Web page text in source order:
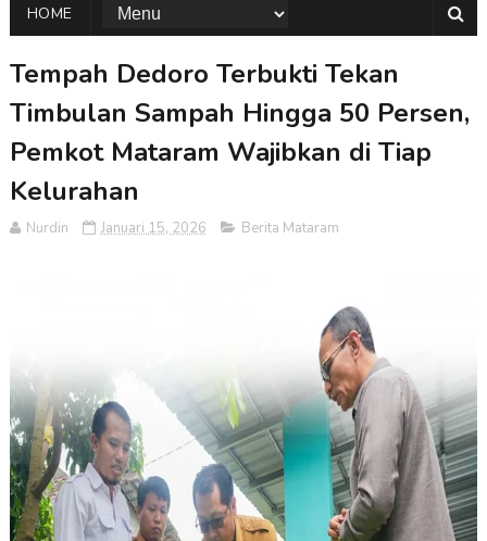
HOME
Tempah Dedoro Terbukti Tekan
Timbulan Sampah Hingga 50 Persen,
Pemkot Mataram Wajibkan di Tiap
Kelurahan
Nurdin Januari 15, 2026 Berita Mataram